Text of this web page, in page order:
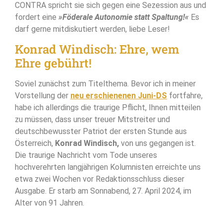
CONTRA spricht sie sich gegen eine Sezession aus und
fordert eine »Föderale Autonomie statt Spaltung!« Es
darf gerne mitdiskutiert werden, liebe Leser!
Konrad Windisch: Ehre, wem
Ehre gebührt!
Soviel zunächst zum Titelthema. Bevor ich in meiner
Vorstellung der neu erschienenen Juni-DS fortfahre,
habe ich allerdings die traurige Pflicht, Ihnen mitteilen
zu müssen, dass unser treuer Mitstreiter und
deutschbewusster Patriot der ersten Stunde aus
Österreich, Konrad Windisch, von uns gegangen ist.
Die traurige Nachricht vom Tode unseres
hochverehrten langjährigen Kolumnisten erreichte uns
etwa zwei Wochen vor Redaktionsschluss dieser
Ausgabe. Er starb am Sonnabend, 27. April 2024, im
Alter von 91 Jahren.